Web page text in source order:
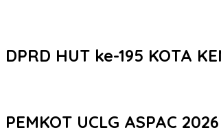
DPRD HUT ke-195 KOTA
PEMKOT UCLG ASPAC 2026